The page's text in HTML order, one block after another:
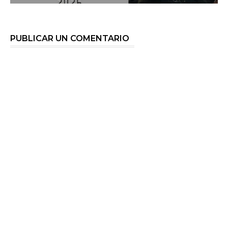
PUBLICAR UN COMENTARIO